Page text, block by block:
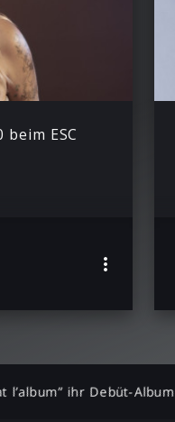
ESC
l’album” ihr Debüt-Album